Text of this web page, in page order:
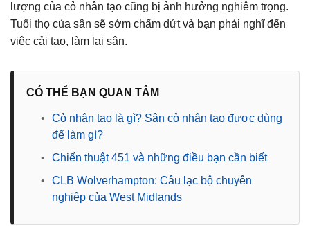
lượng của cỏ nhân tạo cũng bị ảnh hưởng nghiêm trọng.
Tuổi thọ của sân sẽ sớm chấm dứt và bạn phải nghĩ đến
việc cải tạo, làm lại sân.
CÓ THỂ BẠN QUAN TÂM
•
Cỏ nhân tạo là gì? Sân cỏ nhân tạo được dùng
để làm gì?
•
Chiến thuật 451 và những điều bạn cần biết
•
CLB Wolverhampton: Câu lạc bộ chuyên
nghiệp của West Midlands